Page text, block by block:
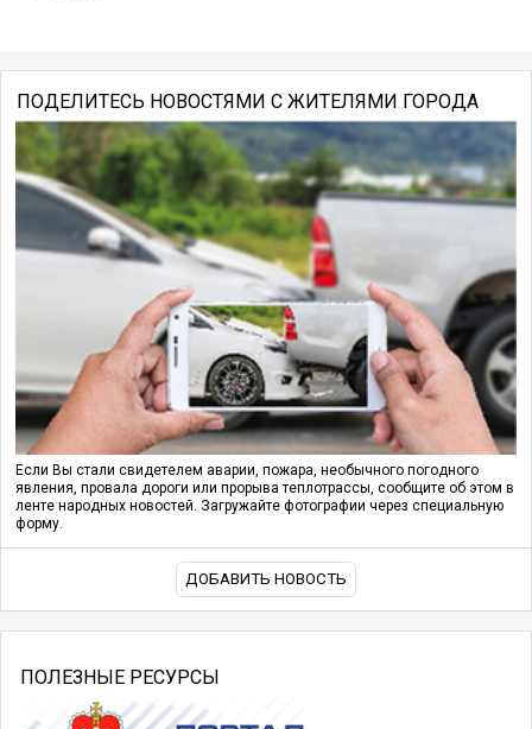
ПОДЕЛИТЕСЬ НОВОСТЯМИ С ЖИТЕЛЯМИ ГОРОДА
Если Вы стали свидетелем аварии, пожара, необычного погодного
явления, провала дороги или прорыва теплотрассы, сообщите об этом в
ленте народных новостей. Загружайте фотографии через специальную
форму.
ДОБАВИТЬ НОВОСТЬ
ПОЛЕЗНЫЕ РЕСУРСЫ